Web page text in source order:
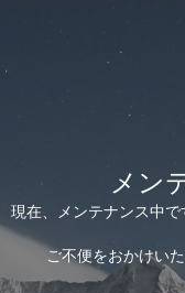
メン
現在、メンテナンス中
ご不便をおかけい